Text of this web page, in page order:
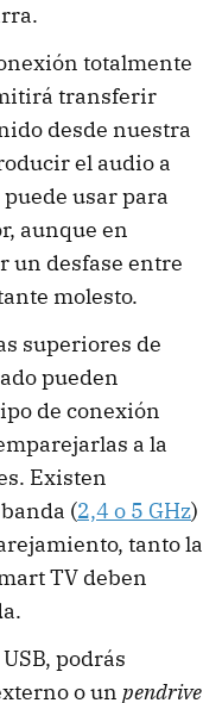
totalmente
transferir
desde nuestra
el audio a
usar para
aunque en
un desfase entre
molesto.
superiores de
pueden
de conexión
a la
Existen
(2,4 o 5 GHz)
tanto la
TV deben
podrás
o un pendrive